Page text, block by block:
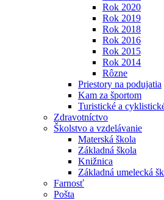
Rok 2020
Rok 2019
Rok 2018
Rok 2016
Rok 2015
Rok 2014
Rôzne
Priestory na podujatia
Kam za športom
Turistické a
Zdravotníctvo
Školstvo a vzdelávanie
Materská škola
Základná škola
Knižnica
Základná umelecká
Farnosť
Pošta